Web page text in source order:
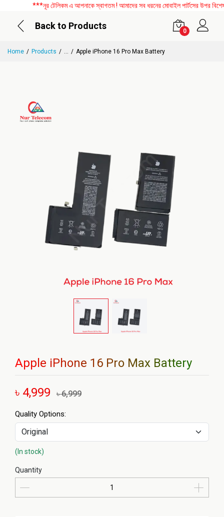
***নূর টেলিকম এ আপনাকে স্বাগতম ! আমাদের সব ধরনের মোবাইল পার্টসের উপর
Back to Products
0
Home Products ... Apple iPhone 16 Pro Max Battery
Apple iPhone 16 Pro Max Battery
৳ 4,999 ৳ 6,999
Quality Options:
(In stock)
Quantity